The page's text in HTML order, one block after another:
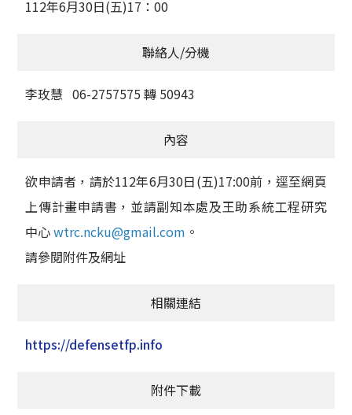
112年6月30日(五)17：00
聯絡人/分機
李玫慧 06-2757575 轉 50943
內容
欲申請者，請於112年6月30日(五)17:00前，逕至網頁
上傳計畫申請書，並請副知本處及王助系統工程研究
中心wtrc.ncku@gmail.com 。
請參閱附件及網址
相關連結
https://defensetfp.info
附件下載